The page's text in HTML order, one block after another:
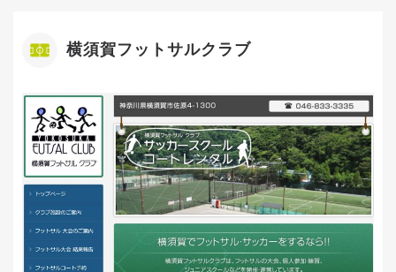
横須賀フットサルクラブ